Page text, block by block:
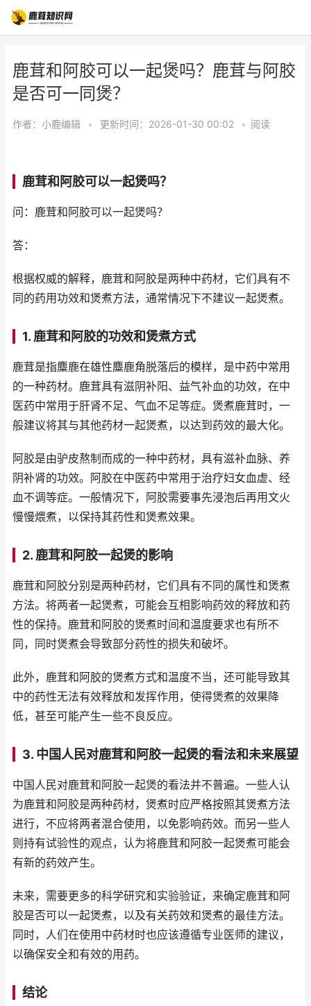
鹿茸和阿胶可以一起煲吗？鹿茸与阿胶
是否可一同煲？
作者： 小鹿编辑 • 更新时间：2026-01-30 00:02 • 阅读
鹿茸和阿胶可以一起煲吗？
问：鹿茸和阿胶可以一起煲吗？
答：
根据权威的解释，鹿茸和阿胶是两种中药材，它们具有不
同的药用功效和煲煮方法，通常情况下不建议一起煲煮。
1. 鹿茸和阿胶的功效和煲煮方式
鹿茸是指麋鹿在雄性麋鹿角脱落后的模样，是中药中常用
的一种药材。鹿茸具有滋阴补阳、益气补血的功效，在中
医药中常用于肝肾不足、气血不足等症。煲煮鹿茸时，一
般建议将其与其他药材一起煲煮，以达到药效的最大化。
阿胶是由驴皮熬制而成的一种中药材，具有滋补血脉、养
阴补肾的功效。阿胶在中医药中常用于治疗妇女血虚、经
血不调等症。一般情况下，阿胶需要事先浸泡后再用文火
慢慢煨煮，以保持其药性和煲煮效果。
2. 鹿茸和阿胶一起煲的影响
鹿茸和阿胶分别是两种药材，它们具有不同的属性和煲煮
方法。将两者一起煲煮，可能会互相影响药效的释放和药
性的保持。鹿茸和阿胶的煲煮时间和温度要求也有所不
同，同时煲煮会导致部分药性的损失和破坏。
此外，鹿茸和阿胶的煲煮方式和温度不当，还可能导致其
中的药性无法有效释放和发挥作用，使得煲煮的效果降
低，甚至可能产生一些不良反应。
3. 中国人民对鹿茸和阿胶一起煲的看法和未来展望
中国人民对鹿茸和阿胶一起煲的看法并不普遍。一些人认
为鹿茸和阿胶是两种药材，煲煮时应严格按照其煲煮方法
进行，不应将两者混合使用，以免影响药效。而另一些人
则持有试验性的观点，认为将鹿茸和阿胶一起煲煮可能会
有新的药效产生。
未来，需要更多的科学研究和实验验证，来确定鹿茸和阿
胶是否可以一起煲煮，以及有关药效和煲煮的最佳方法。
同时，人们在使用中药材时也应该遵循专业医师的建议，
以确保安全和有效的用药。
结论